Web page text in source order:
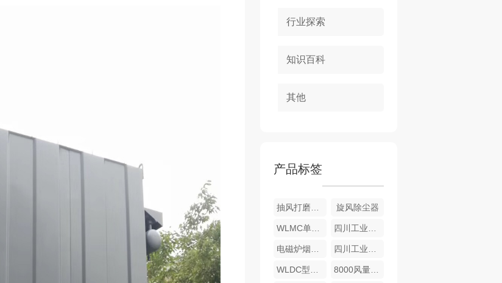
行业探索
知识百科
其他
产品标签
抽风打磨除尘一体间 旋风除尘器
WLMC单机滤筒除尘器 四川工业除尘设备填料喷淋塔
电磁炉烟尘收集处理除尘设备 四川工业除尘设备|MC-II型脉冲式除尘器
WLDC型沉流式滤筒除尘器 8000风量一体式打磨除尘工作间